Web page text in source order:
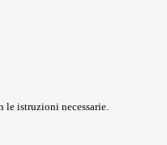
le istruzioni necessarie.